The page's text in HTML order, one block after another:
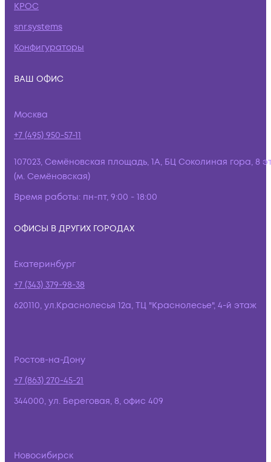
КРОС
snr.systems
Конфигураторы
ВАШ ОФИС
Москва
+7 (495) 950-57-11
107023, Семёновская площадь, 1А, БЦ Соколиная гора, 8
(м. Семёновская)
Время работы: пн-пт, 9:00 - 18:00
ОФИСЫ В ДРУГИХ ГОРОДАХ
Екатеринбург
+7 (343) 379-98-38
620110, ул.Краснолесья 12а, ТЦ "Краснолесье", 4-й этаж
Ростов-на-Дону
+7 (863) 270-45-21
344000, ул. Береговая, 8, офис 409
Новосибирск